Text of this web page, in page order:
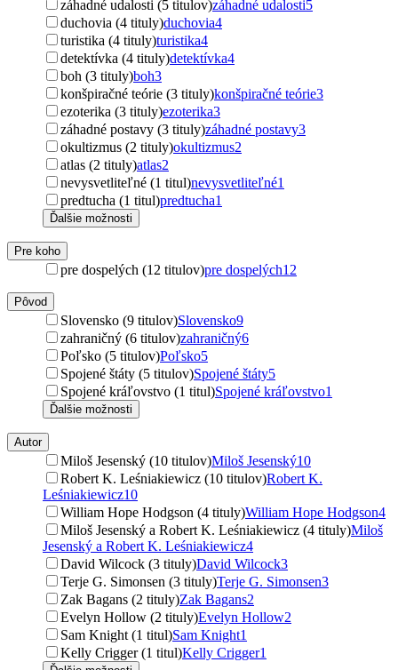
záhadné udalosti (5 titulov)záhadné udalosti5
duchovia (4 tituly)duchovia4
turistika (4 tituly)turistika4
detektívka (4 tituly)detektívka4
boh (3 tituly)boh3
konšpiračné teórie (3 tituly)konšpiračné teórie3
ezoterika (3 tituly)ezoterika3
záhadné postavy (3 tituly)záhadné postavy3
okultizmus (2 tituly)okultizmus2
atlas (2 tituly)atlas2
nevysvetliteľné (1 titul)nevysvetliteľné1
predtucha (1 titul)predtucha1
Ďalšie možnosti
Pre koho
pre dospelých (12 titulov)pre dospelých12
Pôvod
Slovensko (9 titulov)Slovensko9
zahraničný (6 titulov)zahraničný6
Poľsko (5 titulov)Poľsko5
Spojené štáty (5 titulov)Spojené štáty5
Spojené kráľovstvo (1 titul)Spojené kráľovstvo1
Ďalšie možnosti
Autor
Miloš Jesenský (10 titulov)Miloš Jesenský10
Robert K. Leśniakiewicz (10 titulov)Robert K.
Leśniakiewicz10
William Hope Hodgson (4 tituly)William Hope Hodgson4
Miloš Jesenský a Robert K. Leśniakiewicz (4 tituly)Miloš
Jesenský a Robert K. Leśniakiewicz4
David Wilcock (3 tituly)David Wilcock3
Terje G. Simonsen (3 tituly)Terje G. Simonsen3
Zak Bagans (2 tituly)Zak Bagans2
Evelyn Hollow (2 tituly)Evelyn Hollow2
Sam Knight (1 titul)Sam Knight1
Kelly Crigger (1 titul)Kelly Crigger1